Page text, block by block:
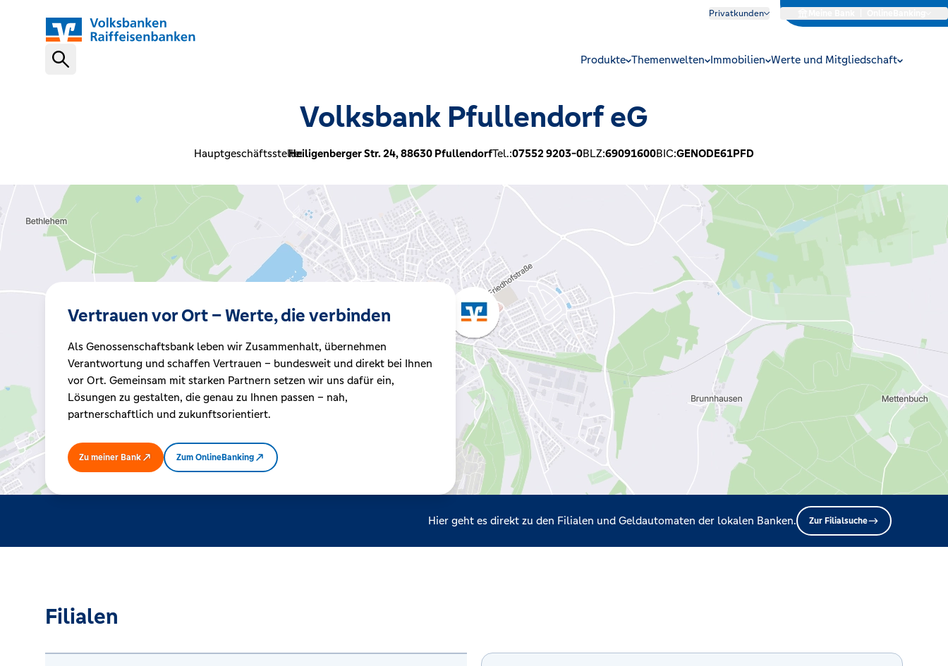
Privatkunden
VR Banking App
Kreditrechner
Immobilien
Produkte Themenwelten Immobilien Werte und Mitgliedschaft
Volksbank Pfullendorf eG
Hauptgeschäftsstelle:Heiligenberger Str. 24,88630 PfullendorfTel.:07552 9203-0BLZ:69091600BIC:GENODE61PFD
Vertrauen vor Ort – Werte, die verbinden
Als Genossenschaftsbank leben wir Zusammenhalt, übernehmen
Verantwortung und schaffen Vertrauen – bundesweit und direkt bei Ihnen
vor Ort. Gemeinsam mit starken Partnern setzen wir uns dafür ein,
Lösungen zu gestalten, die genau zu Ihnen passen – nah,
partnerschaftlich und zukunftsorientiert.
Zu meiner Bank Zum OnlineBanking
Hier geht es direkt zu den Filialen und Geldautomaten der lokalen Banken. Zur Filialsuche
Filialen